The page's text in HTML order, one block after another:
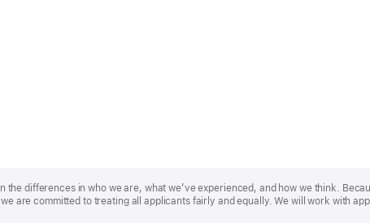
the differences in who we are, what we’ve experienced, and how we think.
are committed to treating all applicants fairly and equally. We will work with